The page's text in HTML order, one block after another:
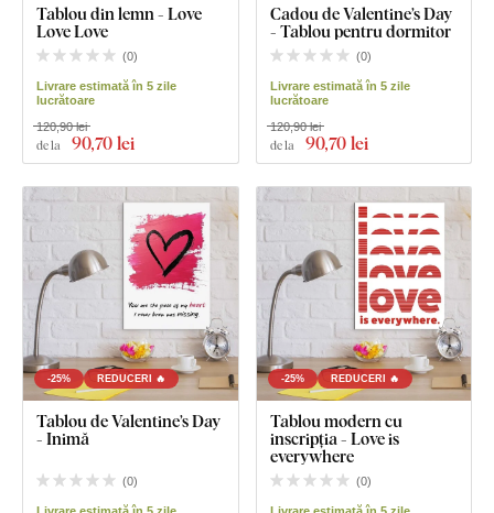
Tablou din lemn - Love
Love Love
(0)
Livrare estimată în 5 zile
lucrătoare
de la 90,70 lei
120,90 lei
Cadou de Valentine’s Day
- Tablou pentru dormitor
(0)
Livrare estimată în 5 zile
lucrătoare
de la 90,70 lei
120,90 lei
-25% REDUCERI 🔥
Tablou de Valentine’s Day
- Inimă
(0)
-25% REDUCERI 🔥
Tablou modern cu
inscripția - Love is
everywhere
(0)